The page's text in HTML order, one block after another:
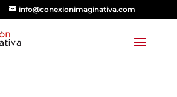
info@conexionimaginativa.com